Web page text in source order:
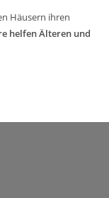
Häusern ihren
helfen Älteren und